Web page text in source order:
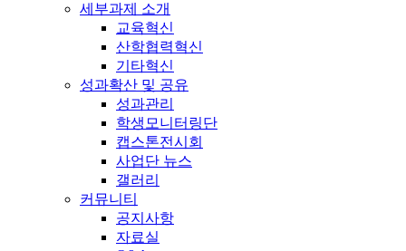
세부과제 소개
교육혁신
산학협력혁신
기타혁신
성과확산 및 공유
성과관리
학생모니터링단
캡스톤전시회
사업단 뉴스
갤러리
커뮤니티
공지사항
자료실